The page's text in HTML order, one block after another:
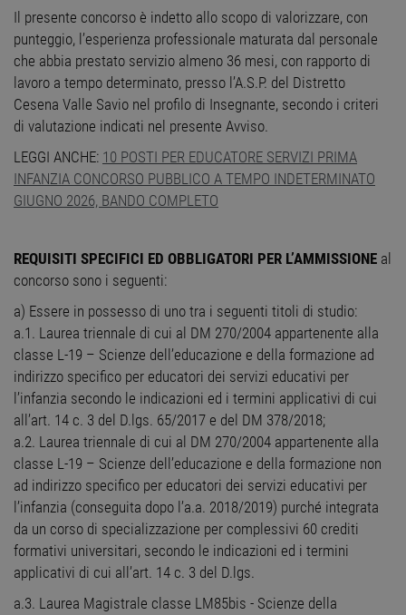
Il presente concorso è indetto allo scopo di valorizzare, con
punteggio, l’esperienza professionale maturata dal personale
che abbia prestato servizio almeno 36 mesi, con rapporto di
lavoro a tempo determinato, presso l’A.S.P. del Distretto
Cesena Valle Savio nel profilo di Insegnante, secondo i criteri
di valutazione indicati nel presente Avviso.
LEGGI ANCHE: 10 POSTI PER EDUCATORE SERVIZI PRIMA
INFANZIA CONCORSO PUBBLICO A TEMPO INDETERMINATO
GIUGNO 2026, BANDO COMPLETO
REQUISITI SPECIFICI ED OBBLIGATORI PER L’AMMISSIONE al
concorso sono i seguenti:
a) Essere in possesso di uno tra i seguenti titoli di studio:
a.1. Laurea triennale di cui al DM 270/2004 appartenente alla
classe L-19 – Scienze dell’educazione e della formazione ad
indirizzo specifico per educatori dei servizi educativi per
l’infanzia secondo le indicazioni ed i termini applicativi di cui
all’art. 14 c. 3 del D.lgs. 65/2017 e del DM 378/2018;
a.2. Laurea triennale di cui al DM 270/2004 appartenente alla
classe L-19 – Scienze dell’educazione e della formazione non
ad indirizzo specifico per educatori dei servizi educativi per
l’infanzia (conseguita dopo l’a.a. 2018/2019) purché integrata
da un corso di specializzazione per complessivi 60 crediti
formativi universitari, secondo le indicazioni ed i termini
applicativi di cui all’art. 14 c. 3 del D.lgs.
a.3. Laurea Magistrale classe LM85bis - Scienze della